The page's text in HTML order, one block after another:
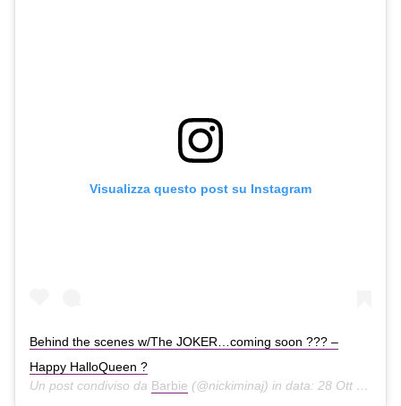
Visualizza questo post su Instagram
Behind the scenes w/The JOKER…coming soon ??? –
Happy HalloQueen ?
Un post condiviso da Barbie (@nickiminaj) in data: 28 Ott 2019 alle ore 6:00 PDT